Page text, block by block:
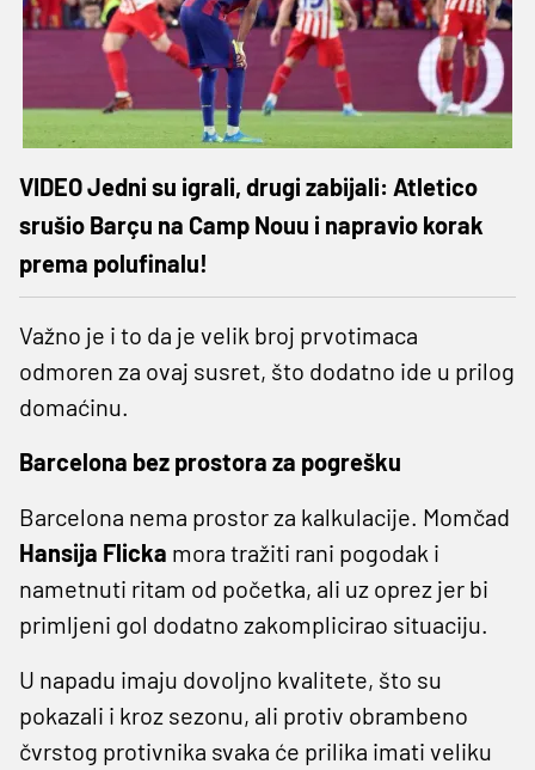
VIDEO Jedni su igrali, drugi zabijali: Atletico
srušio Barçu na Camp Nouu i napravio korak
prema polufinalu!
Važno je i to da je velik broj prvotimaca
odmoren za ovaj susret, što dodatno ide u prilog
domaćinu.
Barcelona bez prostora za pogrešku
Barcelona nema prostor za kalkulacije. Momčad
Hansija Flicka mora tražiti rani pogodak i
nametnuti ritam od početka, ali uz oprez jer bi
primljeni gol dodatno zakomplicirao situaciju.
U napadu imaju dovoljno kvalitete, što su
pokazali i kroz sezonu, ali protiv obrambeno
čvrstog protivnika svaka će prilika imati veliku